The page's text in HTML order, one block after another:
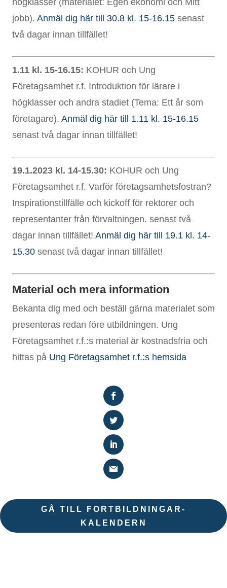
högklasser (materialet: Egen ekonomi och Mitt
jobb). Anmäl dig här till 30.8 kl. 15-16.15 senast
två dagar innan tillfället!
1.11 kl. 15-16.15: KOHUR och Ung
Företagsamhet r.f. Introduktion för lärare i
högklasser och andra stadiet (Tema: Ett år som
företagare). Anmäl dig här till 1.11 kl. 15-16.15
senast två dagar innan tillfället!
19.1.2023 kl. 14-15.30: KOHUR och Ung
Företagsamhet r.f. Varför företagsamhetsfostran?
Inspirationstillfälle och kickoff för rektorer och
representanter från förvaltningen. senast två
dagar innan tillfället! Anmäl dig här till 19.1 kl. 14-
15.30 senast två dagar innan tillfället!
Material och mera information
Bekanta dig med och beställ gärna materialet som
presenteras redan före utbildningen. Ung
Företagsamhet r.f.:s material är kostnadsfria och
hittas på Ung Företagsamhet r.f.:s hemsida
GÅ TILL FORTBILDNINGAR-
KALENDERN